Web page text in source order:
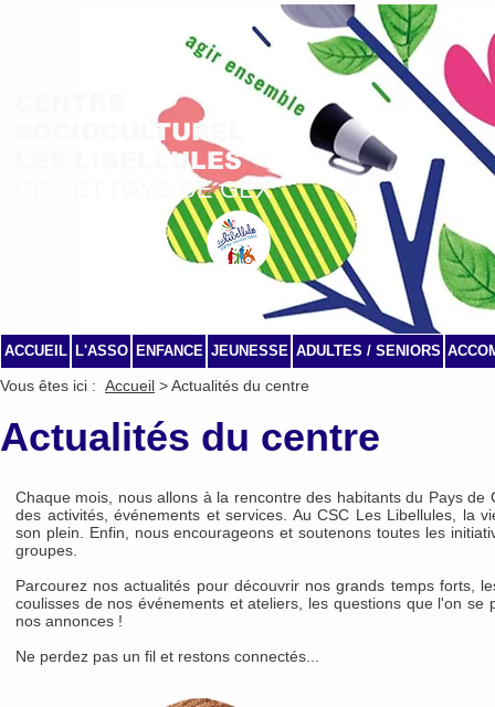
SOCIOCULTUREL
LES LIBELLULES
GEX ET PAYS DE GEX
ACCUEIL L'ASSO ENFANCE JEUNESSE ADULTES / SENIORS
Vous êtes ici : Accueil > Actualités du centre
Actualités du centre
Chaque mois, nous allons à la rencontre des habitants du Pays de
des activités, événements et services. Au CSC Les Libellules, la
son plein. Enfin, nous encourageons et soutenons toutes les
groupes.
Parcourez nos actualités pour découvrir nos grands temps forts,
coulisses de nos événements et ateliers, les questions que l'on se
nos annonces !
Ne perdez pas un fil et restons connectés...